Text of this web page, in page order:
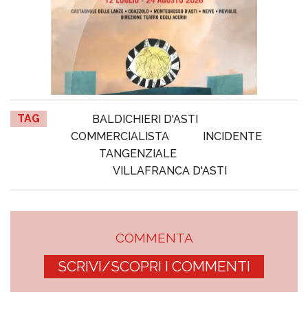
TAG
BALDICHIERI D'ASTI
COMMERCIALISTA
INCIDENTE
TANGENZIALE
VILLAFRANCA D'ASTI
COMMENTA
SCRIVI/SCOPRI I COMMENTI